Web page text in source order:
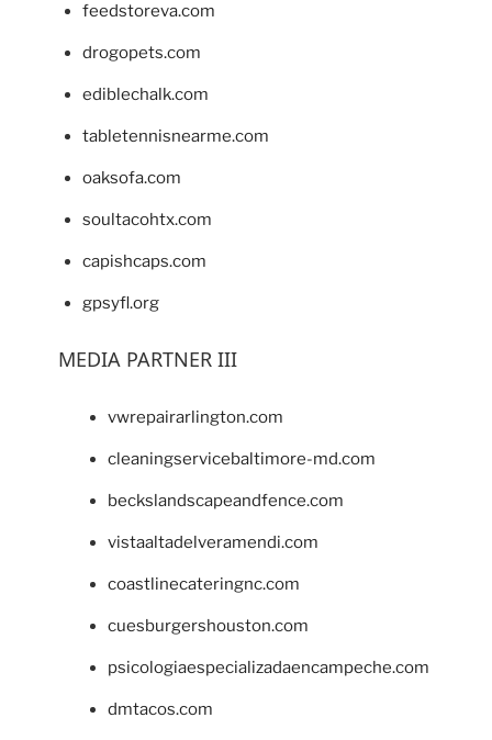
feedstoreva.com
drogopets.com
ediblechalk.com
tabletennisnearme.com
oaksofa.com
soultacohtx.com
capishcaps.com
gpsyfl.org
MEDIA PARTNER III
vwrepairarlington.com
cleaningservicebaltimore-md.com
beckslandscapeandfence.com
vistaaltadelveramendi.com
coastlinecateringnc.com
cuesburgershouston.com
psicologiaespecializadaencampeche.com
dmtacos.com